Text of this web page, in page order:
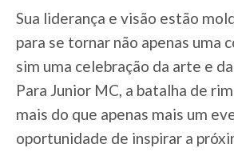
Sua liderança e visão estão
para se tornar não apenas uma
sim uma celebração da arte e
Para Junior MC, a batalha de
mais do que apenas mais um
oportunidade de inspirar a